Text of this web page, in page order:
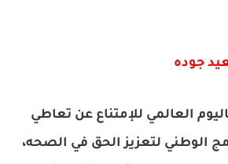
جوده
العالمي للإمتناع عن تعاطي
الوطني لتعزيز الحق في الصحه،